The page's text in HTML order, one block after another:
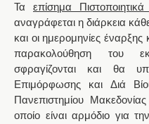
Τα επίσημα
αναγράφεται η διάρκεια
και οι ημερομηνίες
παρακολούθηση του
σφραγίζονται και θα
Επιμόρφωσης και Διά
Πανεπιστημίου Μακεδονίας
οποίο είναι αρμόδιο για